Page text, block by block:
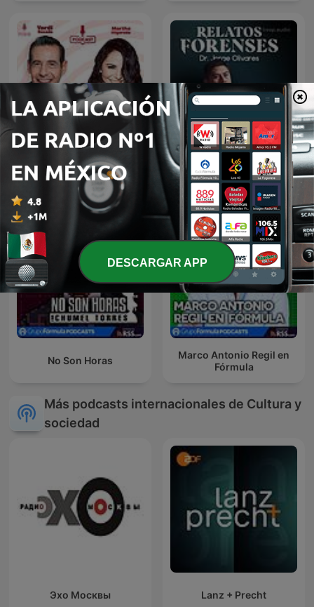
De Todo Un Mucho Relatos Forenses Podcast
No Son Horas
Marco Antonio Regil en
Fórmula
Más podcasts internacionales de Cultura y
sociedad
Эхо Москвы Lanz + Precht
DESCARGAR APP